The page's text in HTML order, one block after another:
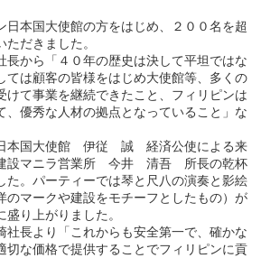
本国大使館の方をはじめ、２００名を超
だきました。
から「４０年の歴史は決して平坦ではな
ては顧客の皆様をはじめ大使館等、多くの
けて事業を継続できたこと、フィリピンは
、優秀な人材の拠点となっていること」な
本国大使館 伊従 誠 経済公使による来
設マニラ営業所 今井 清吾 所長の乾杯
た。パーティーでは琴と尺八の演奏と影絵
のマークや建設をモチーフとしたもの）が
り上がりました。
長より「これからも安全第一で、確かな
切な価格で提供することでフィリピンに貢